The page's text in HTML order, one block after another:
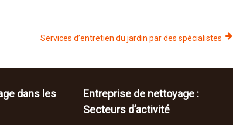
Services d’entretien du jardin par des spécialistes
dans les
Entreprise de nettoyage :
Secteurs d’activité